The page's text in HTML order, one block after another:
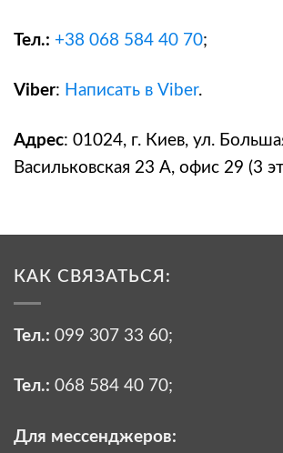
Тел.: +38 068 584 40 70;
Viber: Написать в Viber.
Адрес: 01024, г. Киев, ул.
Васильковская 23 А, офис 29 (3
КАК СВЯЗАТЬСЯ:
Тел.: 099 307 33 60;
Тел.: 068 584 40 70;
Для мессенджеров: